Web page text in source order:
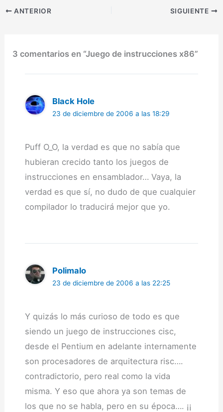
que invocar a un par de
ANTERIOR SIGUIENTE
3 comentarios en “Juego de instrucciones x86”
Black Hole
23 de diciembre de 2006 a las 18:29
Puff O_O, la verdad es que no sabía que
hubieran crecido tanto los juegos de
instrucciones en ensamblador… Vaya, la
verdad es que sí, no dudo de que cualquier
compilador lo traducirá mejor que yo.
Polimalo
23 de diciembre de 2006 a las 22:25
Y quizás lo más curioso de todo es que
siendo un juego de instrucciones cisc,
desde el Pentium en adelante internamente
son procesadores de arquitectura risc….
contradictorio, pero real como la vida
misma. Y eso que ahora ya son temas de
los que no se habla, pero en su época…. ¡¡